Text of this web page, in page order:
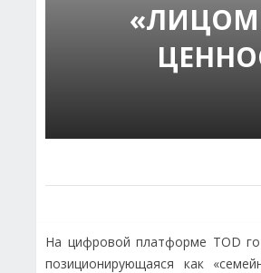
«ЛИЦОМ
На цифровой платформе TOD
позиционирующаяся как